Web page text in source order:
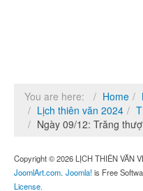
You are here: Home
Lịch thiên văn 2024
Ngày 09/12: Trăng
Copyright © 2026 LỊCH THIÊN VĂN
JoomlArt.com. Joomla! is Free
License.